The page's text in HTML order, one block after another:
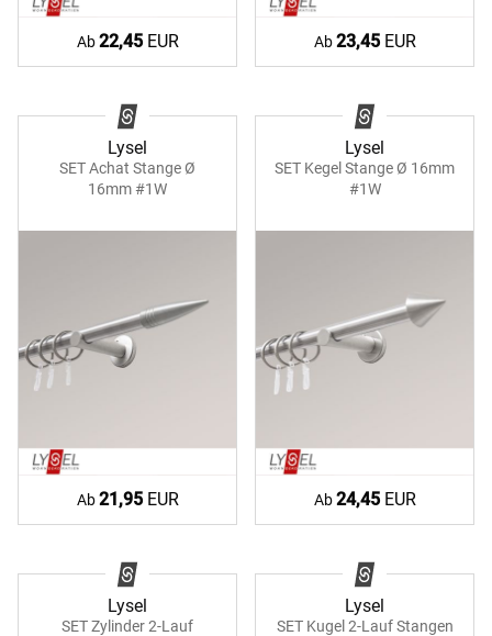
Ab22,45EUR Ab23,45EUR
Lysel
SET Achat Stange Ø
16mm #1W
Ab21,95EUR
Lysel
SET Kegel Stange Ø 16mm
#1W
Ab24,45EUR
Lysel
SET Zylinder 2-Lauf
Lysel
SET Kugel 2-Lauf Stangen